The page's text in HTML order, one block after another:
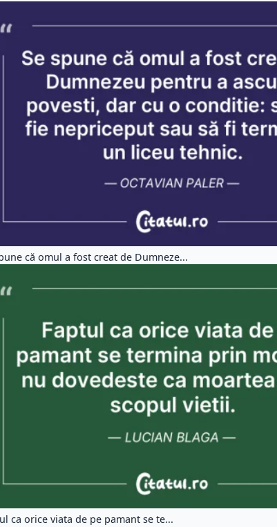
că omul a fost creat de Dumneze...
ca orice viata de pe pamant se te...